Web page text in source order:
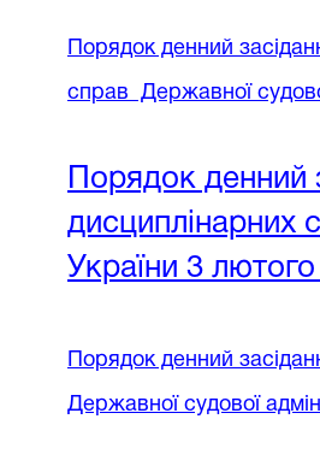
Порядок денний
справ Державної
Порядок денний
дисциплінарних
України 3
Порядок денний
Державної судової